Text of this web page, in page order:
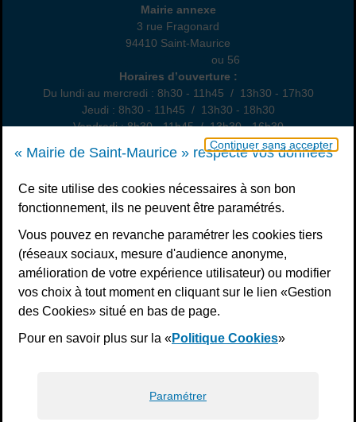
Continuer sans accepter
« Mairie de Saint-Maurice » respecte vos données
Ce site utilise des cookies nécessaires à son bon
fonctionnement, ils ne peuvent être paramétrés.
Vous pouvez en revanche paramétrer les cookies tiers
(réseaux sociaux, mesure d'audience anonyme,
amélioration de votre expérience utilisateur) ou modifier
vos choix à tout moment en cliquant sur le lien «Gestion
des Cookies» situé en bas de page.
Pour en savoir plus sur la «Politique Cookies»
Paramétrer
Annexe
Mairie annexe
3 rue Fragonard
94410 Saint-Maurice
ou 56
Horaires d’ouverture :
Du lundi au mercredi : 8h30 - 11h45 / 13h30 - 17h30
Jeudi : 8h30 - 11h45 / 13h30 - 18h30
Vendredi : 8h30 - 11h45 / 13h30 - 16h30
Un samedi par mois : permanence état civil, sur rendez-vous
S’inscrire à la newsletter
Télécharger l’application
Nous suivre
Facebook
Instagram
Youtube
LinkedIn
Calaméo